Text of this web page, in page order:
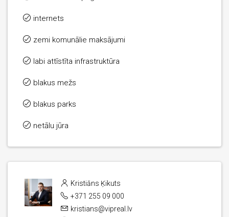
internets
zemi komunālie maksājumi
labi attīstīta infrastruktūra
blakus mežs
blakus parks
netālu jūra
Kristiāns Ķikuts
+371 255 09 000
kristians@vipreal.lv